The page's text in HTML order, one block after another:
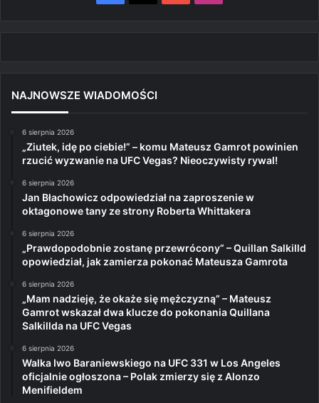
NAJNOWSZE WIADOMOŚCI
6 sierpnia 2026
„Ziutek, idę po ciebie!” – komu Mateusz Gamrot powinien
rzucić wyzwanie na UFC Vegas? Nieoczywisty rywal!
6 sierpnia 2026
Jan Błachowicz odpowiedział na zaproszenie w
oktagonowe tany ze strony Roberta Whittakera
6 sierpnia 2026
„Prawdopodobnie zostanę przewrócony” – Quillan Salkilld
opowiedział, jak zamierza pokonać Mateusza Gamrota
6 sierpnia 2026
„Mam nadzieję, że okaże się mężczyzną” – Mateusz
Gamrot wskazał dwa klucze do pokonania Quillana
Salkillda na UFC Vegas
6 sierpnia 2026
Walka Iwo Baraniewskiego na UFC 331 w Los Angeles
oficjalnie ogłoszona – Polak zmierzy się z Alonzo
Menifieldem